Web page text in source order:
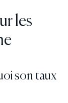
les
son taux